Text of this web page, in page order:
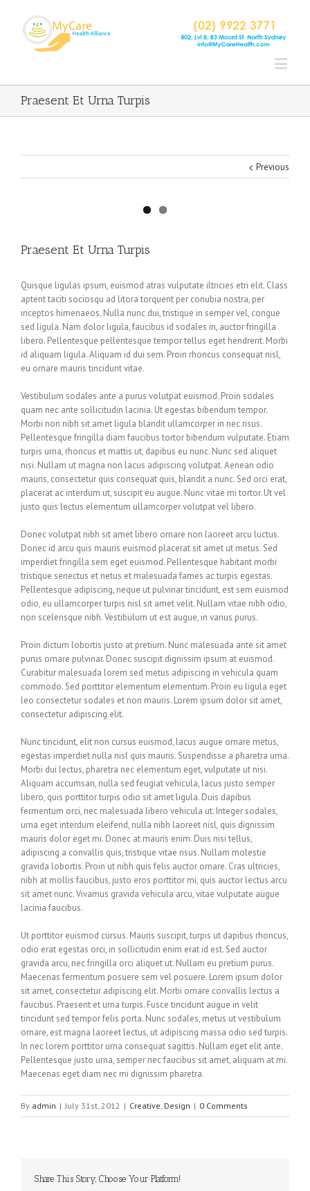
Praesent Et Urna Turpis
Previous
Praesent Et Urna Turpis
Quisque ligulas ipsum, euismod atras vulputate iltricies etri elit. Class
aptent taciti sociosqu ad litora torquent per conubia nostra, per
inceptos himenaeos. Nulla nunc dui, tristique in semper vel, congue
sed ligula. Nam dolor ligula, faucibus id sodales in, auctor fringilla
libero. Pellentesque pellentesque tempor tellus eget hendrerit. Morbi
id aliquam ligula. Aliquam id dui sem. Proin rhoncus consequat nisl,
eu ornare mauris tincidunt vitae.
Vestibulum sodales ante a purus volutpat euismod. Proin sodales
quam nec ante sollicitudin lacinia. Ut egestas bibendum tempor.
Morbi non nibh sit amet ligula blandit ullamcorper in nec risus.
Pellentesque fringilla diam faucibus tortor bibendum vulputate. Etiam
turpis urna, rhoncus et mattis ut, dapibus eu nunc. Nunc sed aliquet
nisi. Nullam ut magna non lacus adipiscing volutpat. Aenean odio
mauris, consectetur quis consequat quis, blandit a nunc. Sed orci erat,
placerat ac interdum ut, suscipit eu augue. Nunc vitae mi tortor. Ut vel
justo quis lectus elementum ullamcorper volutpat vel libero.
Donec volutpat nibh sit amet libero ornare non laoreet arcu luctus.
Donec id arcu quis mauris euismod placerat sit amet ut metus. Sed
imperdiet fringilla sem eget euismod. Pellentesque habitant morbi
tristique senectus et netus et malesuada fames ac turpis egestas.
Pellentesque adipiscing, neque ut pulvinar tincidunt, est sem euismod
odio, eu ullamcorper turpis nisl sit amet velit. Nullam vitae nibh odio,
non scelerisque nibh. Vestibulum ut est augue, in varius purus.
Proin dictum lobortis justo at pretium. Nunc malesuada ante sit amet
purus ornare pulvinar. Donec suscipit dignissim ipsum at euismod.
Curabitur malesuada lorem sed metus adipiscing in vehicula quam
commodo. Sed porttitor elementum elementum. Proin eu ligula eget
leo consectetur sodales et non mauris. Lorem ipsum dolor sit amet,
consectetur adipiscing elit.
Nunc tincidunt, elit non cursus euismod, lacus augue ornare metus,
egestas imperdiet nulla nisl quis mauris. Suspendisse a pharetra urna.
Morbi dui lectus, pharetra nec elementum eget, vulputate ut nisi.
Aliquam accumsan, nulla sed feugiat vehicula, lacus justo semper
libero, quis porttitor turpis odio sit amet ligula. Duis dapibus
fermentum orci, nec malesuada libero vehicula ut. Integer sodales,
urna eget interdum eleifend, nulla nibh laoreet nisl, quis dignissim
mauris dolor eget mi. Donec at mauris enim. Duis nisi tellus,
adipiscing a convallis quis, tristique vitae risus. Nullam molestie
gravida lobortis. Proin ut nibh quis felis auctor ornare. Cras ultricies,
nibh at mollis faucibus, justo eros porttitor mi, quis auctor lectus arcu
sit amet nunc. Vivamus gravida vehicula arcu, vitae vulputate augue
lacinia faucibus.
Ut porttitor euismod cursus. Mauris suscipit, turpis ut dapibus rhoncus,
odio erat egestas orci, in sollicitudin enim erat id est. Sed auctor
gravida arcu, nec fringilla orci aliquet ut. Nullam eu pretium purus.
Maecenas fermentum posuere sem vel posuere. Lorem ipsum dolor
sit amet, consectetur adipiscing elit. Morbi ornare convallis lectus a
faucibus. Praesent et urna turpis. Fusce tincidunt augue in velit
tincidunt sed tempor felis porta. Nunc sodales, metus ut vestibulum
ornare, est magna laoreet lectus, ut adipiscing massa odio sed turpis.
In nec lorem porttitor urna consequat sagittis. Nullam eget elit ante.
Pellentesque justo urna, semper nec faucibus sit amet, aliquam at mi.
Maecenas eget diam nec mi dignissim pharetra.
By admin | July 31st, 2012 | Creative Design | 0 Comments
Share This Story, Choose Your Platform!